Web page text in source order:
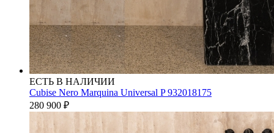
ЕСТЬ В НАЛИЧИИ
Cubise Nero Marquina Universal P 932018175
280 900 ₽